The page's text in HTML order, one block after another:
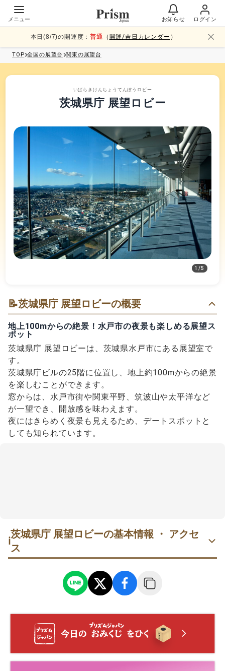
メニュー お知らせ ログイン
本日(8/7)の開運度：普通 （ 開運/吉日カレンダー ）
TOP 全国の展望台 関東の展望台
いばらきけんちょうてんぼうロビー
茨城県庁 展望ロビー
1/5
📝茨城県庁 展望ロビーの概要
地上100mからの絶景！水戸市の夜景も楽しめる展望ス
ポット
茨城県庁 展望ロビーは、茨城県水戸市にある展望室で
す。
茨城県庁ビルの25階に位置し、地上約100mからの絶景
を楽しむことができます。
窓からは、水戸市街や関東平野、筑波山や太平洋など
が一望でき、開放感を味わえます。
夜にはきらめく夜景も見えるため、デートスポットと
しても知られています。
ℹ️
茨城県庁 展望ロビーの基本情報 ・ アクセ
ス